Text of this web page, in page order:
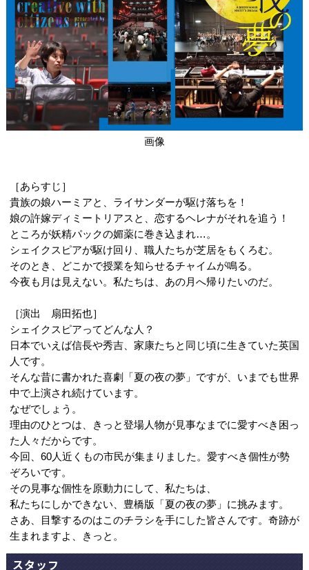
画像
［あらすじ］
貴族の娘ハーミアと、ライサンダーが駆け落ちを！
娘の許嫁ディミートリアスと、恋するヘレナがそれを追う！
ところが妖精パックの媚薬に巻き込まれ…。
シェイクスピアが駆け回り、職人たちが芝居をもくろむ。
そのとき、どこかで授業を知らせるチャイムが鳴る。
今夜も月は見えない。私たちは、あの月へ帰りたいのだ。
［演出 扇田拓也］
シェイクスピアってどんな人？
日本でいえば信長や秀吉、家康たちと同じ頃に生きていた英国
人です。
そんな昔に書かれた喜劇「夏の夜の夢」ですが、いまでも世界
中で上演され続けています。
なぜでしょう。
理由のひとつは、きっと登場人物が見事なまでに愛すべき困っ
た人々だからです。
今回、60人近くもの市民が集まりました。愛すべき個性が勢
ぞろいです。
その見事な個性を原動力にして、私たちは、
私たちにしかできない、豊橋版「夏の夜の夢」に挑みます。
さあ、目撃するのはこのチラシを手にした皆さんです。奇跡が
生まれますよ、きっと。
スタッフ